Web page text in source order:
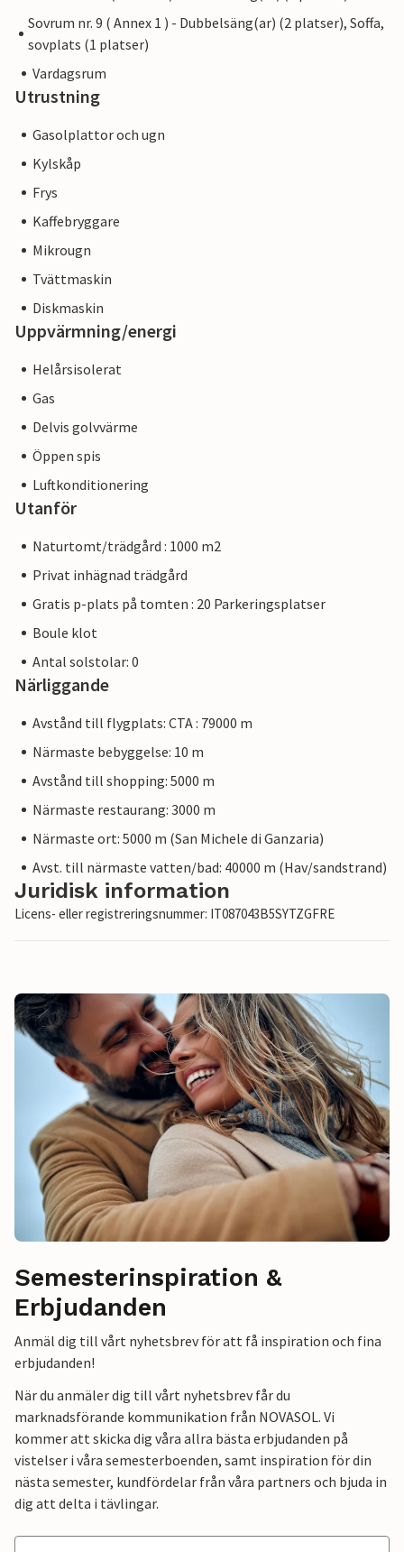
Sovrum nr. 9 ( Annex 1 ) - Dubbelsäng(ar) (2 platser), Soffa,
sovplats (1 platser)
Vardagsrum
Utrustning
Gasolplattor och ugn
Kylskåp
Frys
Kaffebryggare
Mikrougn
Tvättmaskin
Diskmaskin
Uppvärmning/energi
Helårsisolerat
Gas
Delvis golvvärme
Öppen spis
Luftkonditionering
Utanför
Naturtomt/trädgård : 1000 m2
Privat inhägnad trädgård
Gratis p-plats på tomten : 20 Parkeringsplatser
Boule klot
Antal solstolar: 0
Närliggande
Avstånd till flygplats: CTA : 79000 m
Närmaste bebyggelse: 10 m
Avstånd till shopping: 5000 m
Närmaste restaurang: 3000 m
Närmaste ort: 5000 m (San Michele di Ganzaria)
Avst. till närmaste vatten/bad: 40000 m (Hav/sandstrand)
Juridisk information
Licens- eller registreringsnummer: IT087043B5SYTZGFRE
Semesterinspiration &
Erbjudanden
Anmäl dig till vårt nyhetsbrev för att få inspiration och fina
erbjudanden!
När du anmäler dig till vårt nyhetsbrev får du
marknadsförande kommunikation från NOVASOL. Vi
kommer att skicka dig våra allra bästa erbjudanden på
vistelser i våra semesterboenden, samt inspiration för din
nästa semester, kundfördelar från våra partners och bjuda in
dig att delta i tävlingar.